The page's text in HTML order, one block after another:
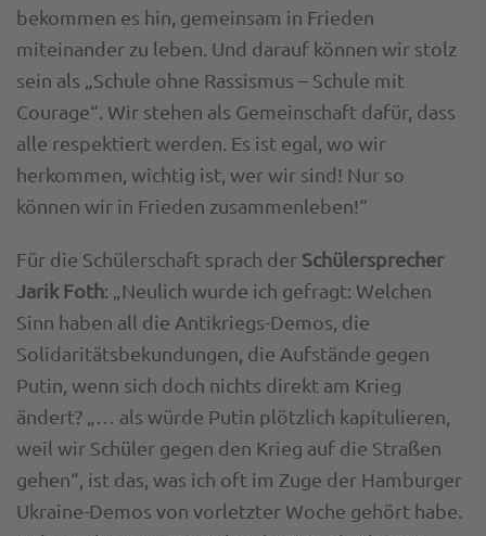
bekommen es hin, gemeinsam in Frieden
miteinander zu leben. Und darauf können wir stolz
sein als „Schule ohne Rassismus – Schule mit
Courage“. Wir stehen als Gemeinschaft dafür, dass
alle respektiert werden. Es ist egal, wo wir
herkommen, wichtig ist, wer wir sind! Nur so
können wir in Frieden zusammenleben!“
Für die Schülerschaft sprach der Schülersprecher
Jarik Foth: „Neulich wurde ich gefragt: Welchen
Sinn haben all die Antikriegs-Demos, die
Solidaritätsbekundungen, die Aufstände gegen
Putin, wenn sich doch nichts direkt am Krieg
ändert? „… als würde Putin plötzlich kapitulieren,
weil wir Schüler gegen den Krieg auf die Straßen
gehen“, ist das, was ich oft im Zuge der Hamburger
Ukraine-Demos von vorletzter Woche gehört habe.